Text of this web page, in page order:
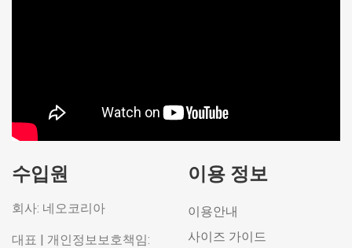
수입원
회사: 네오코리아
대표 | 개인정보보호책임:
이용 정보
이용안내
사이즈 가이드